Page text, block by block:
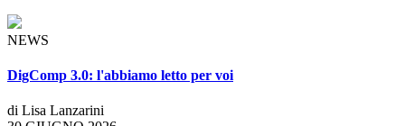
NEWS
DigComp 3.0: l'abbiamo letto per voi
di Lisa Lanzarini